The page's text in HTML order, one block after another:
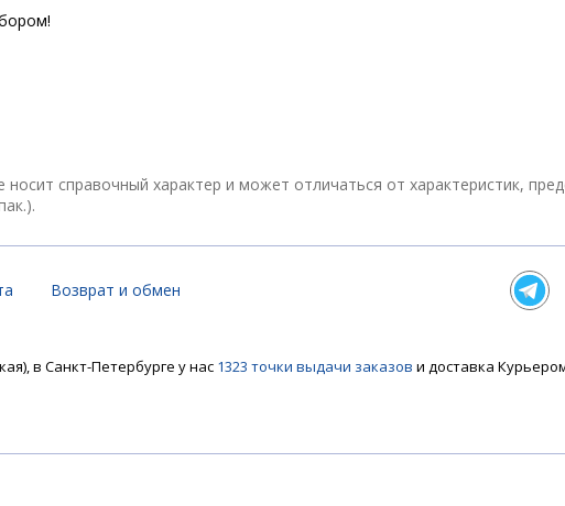
справочный характер и может отличаться от характеристик,
Возврат и обмен
в Санкт-Петербурге у нас 1323 точки выдачи заказов и доставка